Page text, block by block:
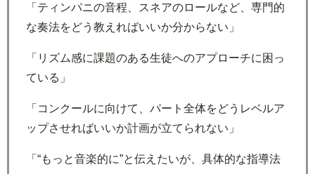
「ティンパニの音程、スネアのロールなど、専門的
な奏法をどう教えればいいか分からない」
「リズム感に課題のある生徒へのアプローチに困っ
ている」
「コンクールに向けて、パート全体をどうレベルア
ップさせればいいか計画が立てられない」
「“もっと音楽的に”と伝えたいが、具体的な指導法